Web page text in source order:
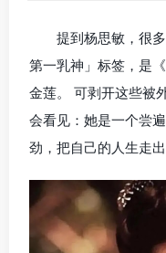
提到杨思敏，很
第一乳神」标签，是
金莲。 可剥开这些被
会看见：她是一个尝
劲，把自己的人生走出